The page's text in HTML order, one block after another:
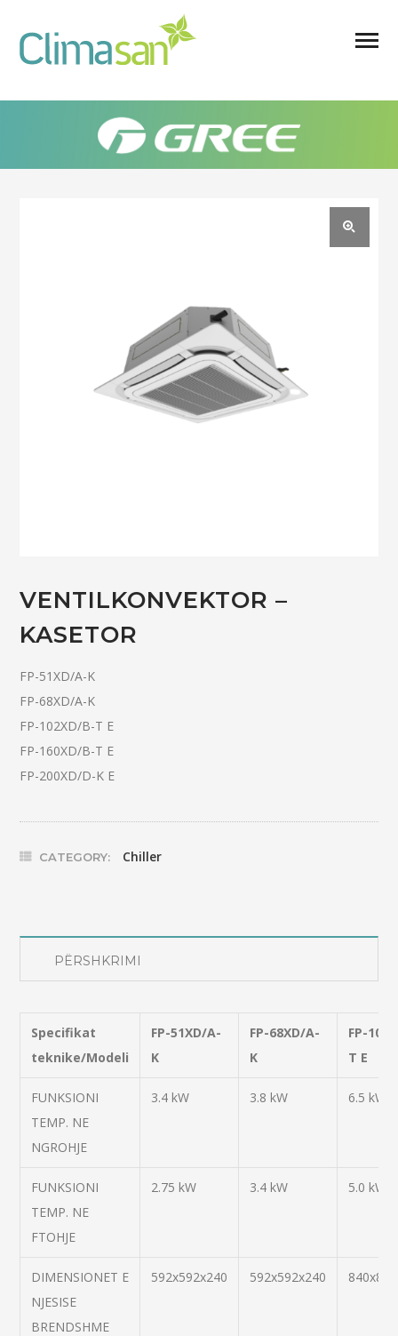
VENTILKONVEKTOR –
KASETOR
FP-51XD/A-K
FP-68XD/A-K
FP-102XD/B-T E
FP-160XD/B-T E
FP-200XD/D-K E
CATEGORY: Chiller
PËRSHKRIMI
Specifikat
teknike/Modeli
FP-51XD/A-
K
FP-68XD/A-
K
FP-
T E
FUNKSIONI
TEMP. NE
NGROHJE
3.4 kW 3.8 kW 6.5 kW
FUNKSIONI
TEMP. NE
FTOHJE
2.75 kW 3.4 kW 5.0 kW
DIMENSIONET E
NJESISE
BRENDSHME
592x592x240 592x592x240